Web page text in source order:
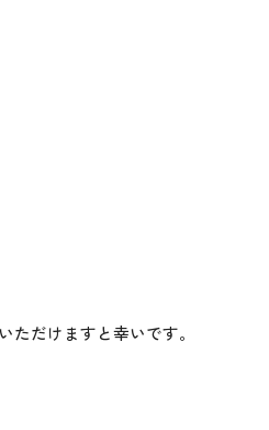
ただけますと幸いです。